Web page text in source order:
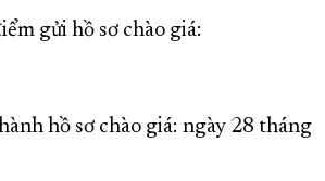
gửi hồ sơ chào giá:
hồ sơ chào giá: ngày 28 tháng